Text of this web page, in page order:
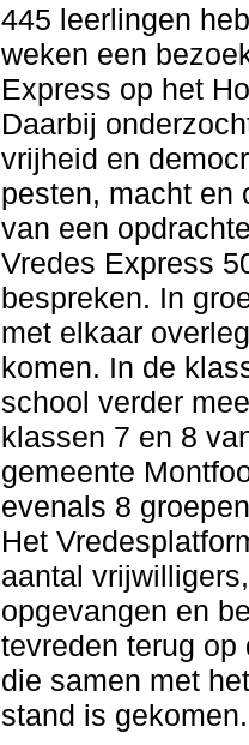
445 leerlingen
weken een
Express op het
Daarbij
vrijheid en
pesten, macht en
van een
Vredes Express
bespreken. In
met elkaar
komen. In de
school verder
klassen 7 en 8
gemeente
evenals 8
Het
aantal
opgevangen en
tevreden terug
die samen met
stand is gekomen.